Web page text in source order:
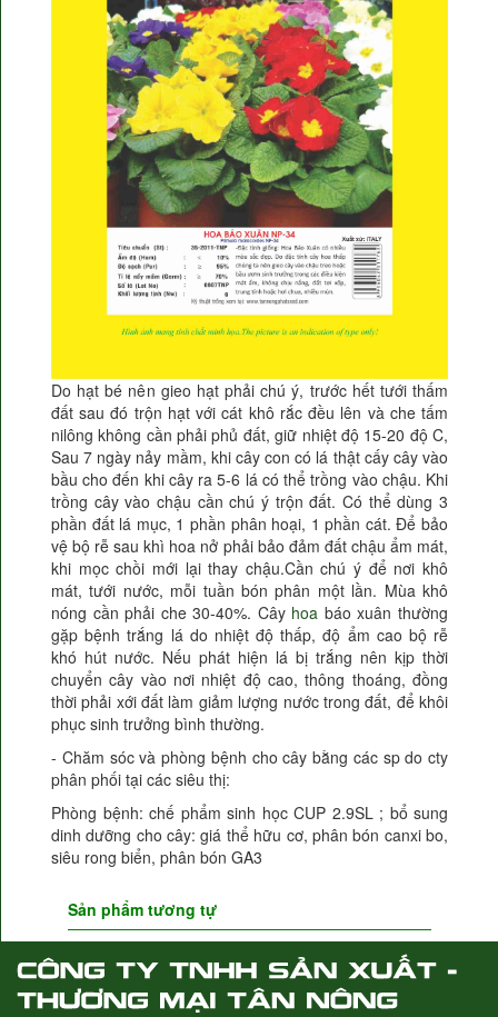
Do hạt bé nên gieo hạt phải chú ý, trước hết tưới thấm
đất sau đó trộn hạt với cát khô rắc đều lên và che tấm
nilông không cần phải phủ đất, giữ nhiệt độ 15-20 độ C,
Sau 7 ngày nảy mầm, khi cây con có lá thật cấy cây vào
bầu cho đến khi cây ra 5-6 lá có thể trồng vào chậu. Khi
trồng cây vào chậu cần chú ý trộn đất. Có thể dùng 3
phần đất lá mục, 1 phần phân hoại, 1 phần cát. Để bảo
vệ bộ rễ sau khì hoa nở phải bảo đảm đất chậu ẩm mát,
khi mọc chồi mới lại thay chậu.Cần chú ý để nơi khô
mát, tưới nước, mỗi tuần bón phân một lần. Mùa khô
nóng cần phải che 30-40%. Cây hoa báo xuân thường
gặp bệnh trắng lá do nhiệt độ thấp, độ ẩm cao bộ rễ
khó hút nước. Nếu phát hiện lá bị trắng nên kịp thời
chuyển cây vào nơi nhiệt độ cao, thông thoáng, đồng
thời phải xới đất làm giảm lượng nước trong đất, để khôi
phục sinh trưởng bình thường.
- Chăm sóc và phòng bệnh cho cây bằng các sp do cty
phân phối tại các siêu thị:
Phòng bệnh: chế phẩm sinh học CUP 2.9SL ; bổ sung
dinh dưỡng cho cây: giá thể hữu cơ, phân bón canxi bo,
siêu rong biển, phân bón GA3
Sản phẩm tương tự